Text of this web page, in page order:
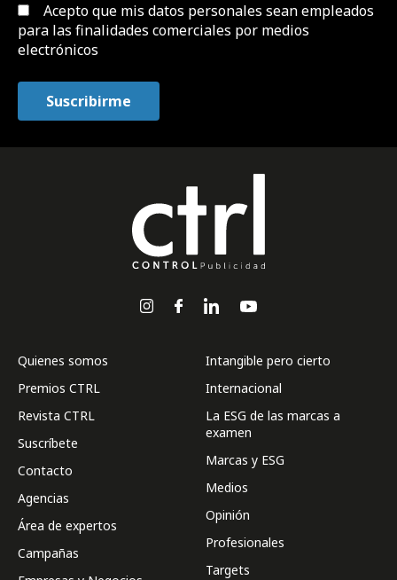
Acepto que mis datos personales sean empleados
para las finalidades comerciales por medios
electrónicos
Quienes somos
Premios CTRL
Revista CTRL
Suscríbete
Contacto
Agencias
Área de expertos
Campañas
Intangible pero cierto
Internacional
La ESG de las marcas a
examen
Marcas y ESG
Medios
Opinión
Profesionales
Targets